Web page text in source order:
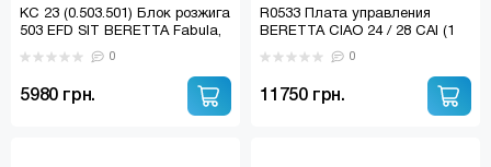
KC 23 (0.503.501) Блок розжига
503 EFD SIT BERETTA Fabula,
Novela, Gorizia, Comfort
0
5980 грн.
R0533 Плата управления
BERETTA CIAO 24 / 28 CAI (1
ручка управл. ) ( дымоходная
0
11750 грн.